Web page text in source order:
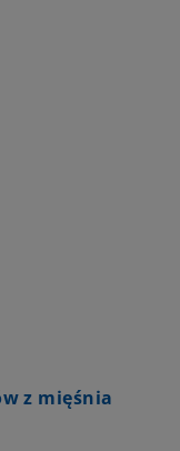
z mięśnia